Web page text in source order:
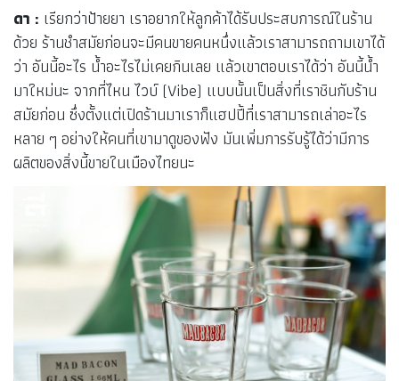
ดา : เรียกว่าป้ายยา เราอยากให้ลูกค้าได้รับประสบการณ์ในร้าน
ด้วย ร้านชำสมัยก่อนจะมีคนขายคนหนึ่งแล้วเราสามารถถามเขาได้
ว่า อันนี้อะไร น้ำอะไรไม่เคยกินเลย แล้วเขาตอบเราได้ว่า อันนี้น้ำ
มาใหม่นะ จากที่ไหน ไวบ์ (Vibe) แบบนั้นเป็นสิ่งที่เราชินกับร้าน
สมัยก่อน ซึ่งตั้งแต่เปิดร้านมาเราก็แฮปปี้ที่เราสามารถเล่าอะไร
หลาย ๆ อย่างให้คนที่เขามาดูของฟัง มันเพิ่มการรับรู้ได้ว่ามีการ
ผลิตของสิ่งนี้ขายในเมืองไทยนะ